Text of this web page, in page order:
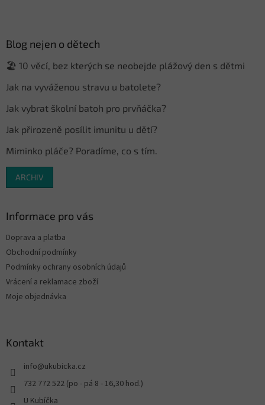
Blog nejen o dětech
🏖️ 10 věcí, bez kterých se neobejde plážový den s dětmi
Jak na vyváženou stravu u batolete?
Jak vybrat školní batoh pro prvňáčka?
Jak přirozeně posílit imunitu u dětí?
Miminko pláče? Poradíme, co s tím.
ARCHIV
Informace pro vás
Doprava a platba
Obchodní podmínky
Podmínky ochrany osobních údajů
Vrácení a reklamace zboží
Moje objednávka
Kontakt
info@ukubicka.cz
732 772 522 (po - pá 8 - 16,30 hod.)
U Kubíčka